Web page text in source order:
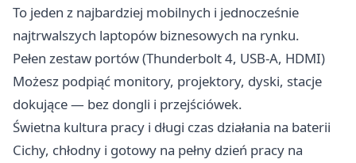
To jeden z najbardziej mobilnych i jednocześnie
najtrwalszych laptopów biznesowych na rynku.
Pełen zestaw portów (Thunderbolt 4, USB-A, HDMI)
Możesz podpiąć monitory, projektory, dyski, stacje
dokujące — bez dongli i przejściówek.
Świetna kultura pracy i długi czas działania na baterii
Cichy, chłodny i gotowy na pełny dzień pracy na